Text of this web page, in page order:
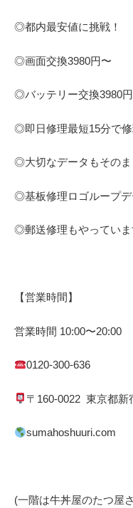
◎都内最安値に挑戦！
◎画面交換3980円〜
◎バッテリー交換3980
◎即日修理最短15分で修
◎大切なデータもそのま
◎基板修理ロゴループ
◎郵送修理もやってい
【営業時間】
営業時間 10:00〜20:00
0120-300-636
〒 160-0022 東京都新
sumahoshuuri.com
(一階は牛丼屋のたつ屋